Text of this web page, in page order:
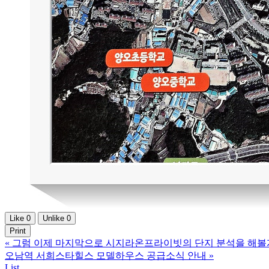
Like 0 Unlike 0
Print
« 그럼 이제 마지막으로 시지라온프라이빗의 단지 분석을 해볼
오남역 서희스타힐스 모델하우스 공급소식 안내 »